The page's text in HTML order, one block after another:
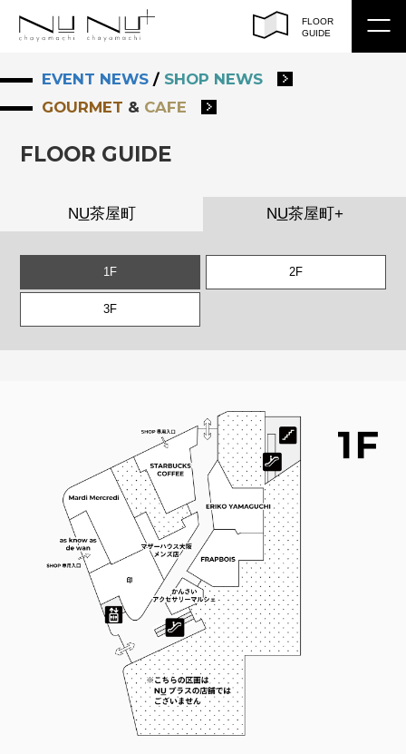
FLOOR
GUIDE
イベント / ショップ ニュース
営業時間
退店情報/よくあるご質問
カスタマーハラスメントに対する基本方針
バシーポリシー
ソーシャルメディアポリシー
施設従業員サイト
EVENT NEWS / SHOP NEWS
GOURMET & CAFE
FLOOR GUIDE
NU茶屋町 NU茶屋町+
1F 2F
3F